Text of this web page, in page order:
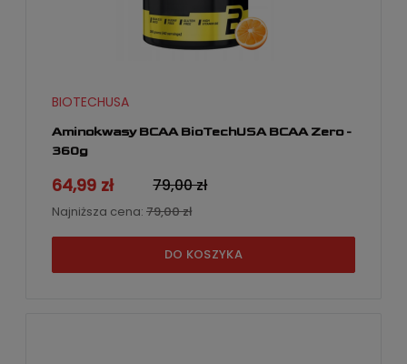
Aminokwasy BCAA BioTechUSA BCAA Zero -
360g
BIOTECHUSA
64,99 zł 79,00 zł
Najniższa cena: 79,00 zł
DO KOSZYKA